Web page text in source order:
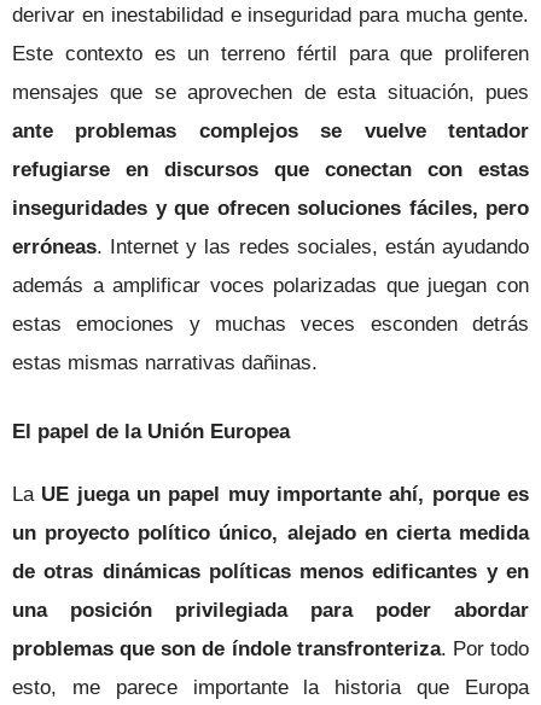
derivar en inestabilidad e inseguridad para mucha gente.
Este contexto es un terreno fértil para que proliferen
mensajes que se aprovechen de esta situación, pues
ante problemas complejos se vuelve tentador
refugiarse en discursos que conectan con estas
inseguridades y que ofrecen soluciones fáciles, pero
erróneas. Internet y las redes sociales, están ayudando
además a amplificar voces polarizadas que juegan con
estas emociones y muchas veces esconden detrás
estas mismas narrativas dañinas.
El papel de la Unión Europea
La UE juega un papel muy importante ahí, porque es
un proyecto político único, alejado en cierta medida
de otras dinámicas políticas menos edificantes y en
una posición privilegiada para poder abordar
problemas que son de índole transfronteriza. Por todo
esto, me parece importante la historia que Europa